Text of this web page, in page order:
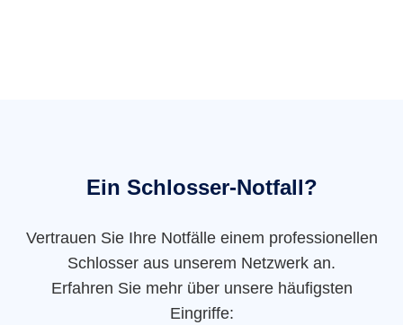
Ein Schlosser-Notfall?
Vertrauen Sie Ihre Notfälle einem professionellen
Schlosser aus unserem Netzwerk an.
Erfahren Sie mehr über unsere häufigsten
Eingriffe: